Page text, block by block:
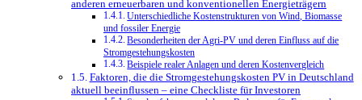
anderen erneuerbaren und konventionellen Energieträgern
Unterschiedliche Kostenstrukturen von Wind, Biomasse
und fossiler Energie
Besonderheiten der Agri-PV und deren Einfluss auf die
Stromgestehungskosten
Beispiele realer Anlagen und deren Kostenvergleich
Faktoren, die die Stromgestehungskosten PV in Deutschland
aktuell beeinflussen – eine Checkliste für Investoren